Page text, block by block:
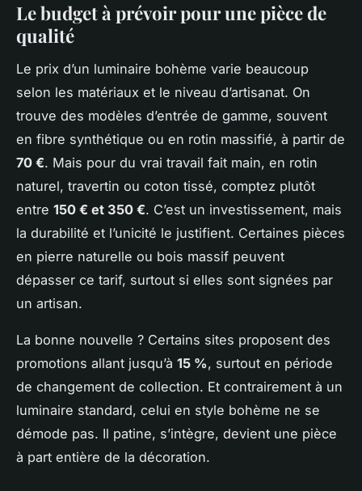
Le budget à prévoir pour une pièce de
qualité
Le prix d’un luminaire bohème varie beaucoup
selon les matériaux et le niveau d’artisanat. On
trouve des modèles d’entrée de gamme, souvent
en fibre synthétique ou en rotin massifié, à partir de
70 €. Mais pour du vrai travail fait main, en rotin
naturel, travertin ou coton tissé, comptez plutôt
entre 150 € et 350 €. C’est un investissement, mais
la durabilité et l’unicité le justifient. Certaines pièces
en pierre naturelle ou bois massif peuvent
dépasser ce tarif, surtout si elles sont signées par
un artisan.
La bonne nouvelle ? Certains sites proposent des
promotions allant jusqu’à 15 %, surtout en période
de changement de collection. Et contrairement à un
luminaire standard, celui en style bohème ne se
démode pas. Il patine, s’intègre, devient une pièce
à part entière de la décoration.